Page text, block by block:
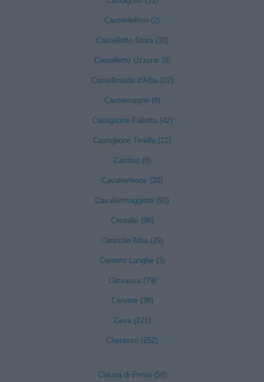
Casteldelfino (2)
Castelletto Stura (33)
Castelletto Uzzone (8)
Castellinaldo d'Alba (22)
Castelmagno (8)
Castiglione Falletto (42)
Castiglione Tinella (21)
Castino (8)
Cavallerleone (20)
Cavallermaggiore (93)
Centallo (98)
Ceresole Alba (29)
Cerretto Langhe (3)
Cervasca (79)
Cervere (38)
Ceva (121)
Cherasco (252)
Chiusa di Pesio (58)